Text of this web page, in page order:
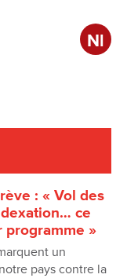
Nl
: « Vol des
ce
programme »
un
pays contre la